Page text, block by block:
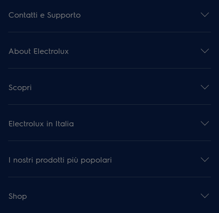
Contatti e Supporto
About Electrolux
Scopri
Electrolux in Italia
I nostri prodotti più popolari
Shop